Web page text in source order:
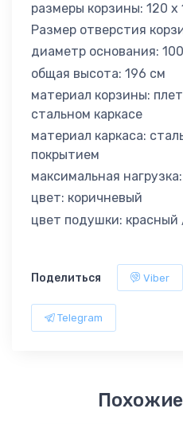
размеры корзины: 120 х
Размер отверстия
диаметр основания:
общая высота: 196 см
материал корзины:
стальном каркасе
материал каркаса:
покрытием
максимальная нагрузка:
цвет: коричневый
цвет подушки: красный
Поделиться Viber
Telegram